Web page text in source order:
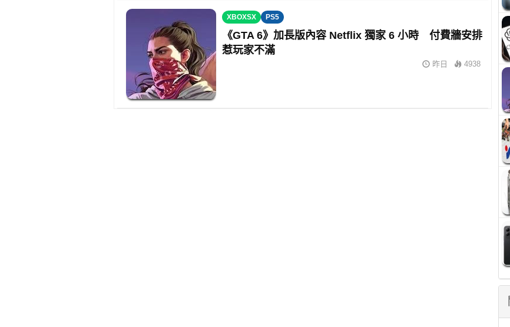
XBOXSX PS5
《GTA 6》加長版內容 Netflix 獨家 6 小時 付費牆安排
惹玩家不滿
昨日 4938